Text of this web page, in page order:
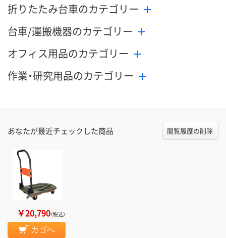
折りたたみ台車のカテゴリー
台車/運搬機器のカテゴリー
オフィス用品のカテゴリー
作業・研究用品のカテゴリー
あなたが最近チェックした商品 閲覧履歴の削除
￥20,790（税込）
カゴへ